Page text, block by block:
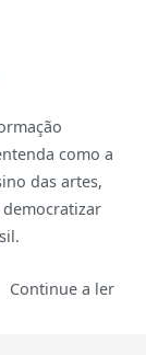
como a
das artes,
Continue a ler